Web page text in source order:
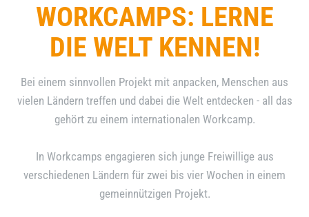
WORKCAMPS: LERNE
DIE WELT KENNEN!
Bei einem sinnvollen Projekt mit anpacken, Menschen aus
vielen Ländern treffen und dabei die Welt entdecken - all das
gehört zu einem internationalen Workcamp.
In Workcamps engagieren sich junge Freiwillige aus
verschiedenen Ländern für zwei bis vier Wochen in einem
gemeinnützigen Projekt.